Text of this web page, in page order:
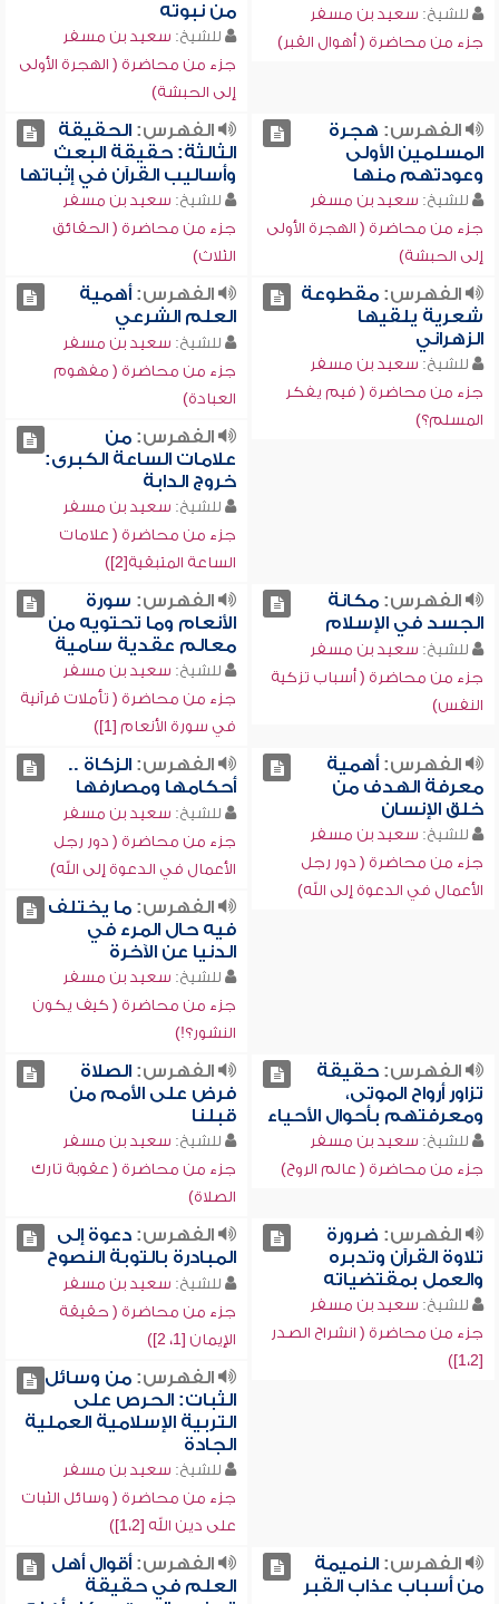
للشيخ: سعيد بن مسفر
جزء من محاضرة ( أهوال القبر)
من نبوته
للشيخ: سعيد بن مسفر
جزء من محاضرة ( الهجرة الأولى
إلى الحبشة)
الفهرس: هجرة
المسلمين الأولى
وعودتهم منها
للشيخ: سعيد بن مسفر
جزء من محاضرة ( الهجرة الأولى
إلى الحبشة)
الفهرس:الحقيقة
الثالثة: حقيقة البعث
وأساليب القرآن في إثباتها
للشيخ: سعيد بن مسفر
جزء من محاضرة ( الحقائق
الثلاث)
الفهرس:مقطوعة
شعرية يلقيها
الزهراني
للشيخ: سعيد بن مسفر
جزء من محاضرة ( فيم يفكر
المسلم؟)
الفهرس:أهمية
العلم الشرعي
للشيخ: سعيد بن مسفر
جزء من محاضرة ( مفهوم
العبادة)
الفهرس:من
علامات الساعة الكبرى:
خروج الدابة
للشيخ: سعيد بن مسفر
جزء من محاضرة ( علامات
الساعة المتبقية[2])
الفهرس:مكانة
الجسد في الإسلام
للشيخ: سعيد بن مسفر
جزء من محاضرة ( أسباب تزكية
النفس)
الفهرس: سورة
الأنعام وما تحتويه من
معالم عقدية سامية
للشيخ: سعيد بن مسفر
جزء من محاضرة ( تأملات قرآنية
في سورة الأنعام [1])
الفهرس:أهمية
معرفة الهدف من
خلق الإنسان
للشيخ: سعيد بن مسفر
جزء من محاضرة ( دور رجل
الأعمال في الدعوة إلى الله)
الفهرس:الزكاة ..
أحكامها ومصارفها
للشيخ: سعيد بن مسفر
جزء من محاضرة ( دور رجل
الأعمال في الدعوة إلى الله)
الفهرس:ما يختلف
فيه حال المرء في
الدنيا عن الآخرة
للشيخ: سعيد بن مسفر
جزء من محاضرة ( كيف يكون
النشور؟!)
الفهرس:حقيقة
تزاور أرواح الموتى،
ومعرفتهم بأحوال الأحياء
للشيخ: سعيد بن مسفر
جزء من محاضرة ( عالم الروح)
الفهرس:الصلاة
فرض على الأمم من
قبلنا
للشيخ: سعيد بن مسفر
جزء من محاضرة ( عقوبة تارك
الصلاة)
الفهرس: ضرورة
تلاوة القرآن وتدبره
والعمل بمقتضياته
للشيخ: سعيد بن مسفر
جزء من محاضرة ( انشراح الصدر
[1،2])
الفهرس:دعوة إلى
المبادرة بالتوبة النصوح
للشيخ: سعيد بن مسفر
جزء من محاضرة ( حقيقة
الإيمان [1، 2])
الفهرس:من وسائل
الثبات: الحرص على
التربية الإسلامية العملية
الجادة
للشيخ: سعيد بن مسفر
جزء من محاضرة ( وسائل الثبات
على دين الله [1،2])
الفهرس:النميمة
من أسباب عذاب القبر
الفهرس:أقوال أهل
العلم في حقيقة